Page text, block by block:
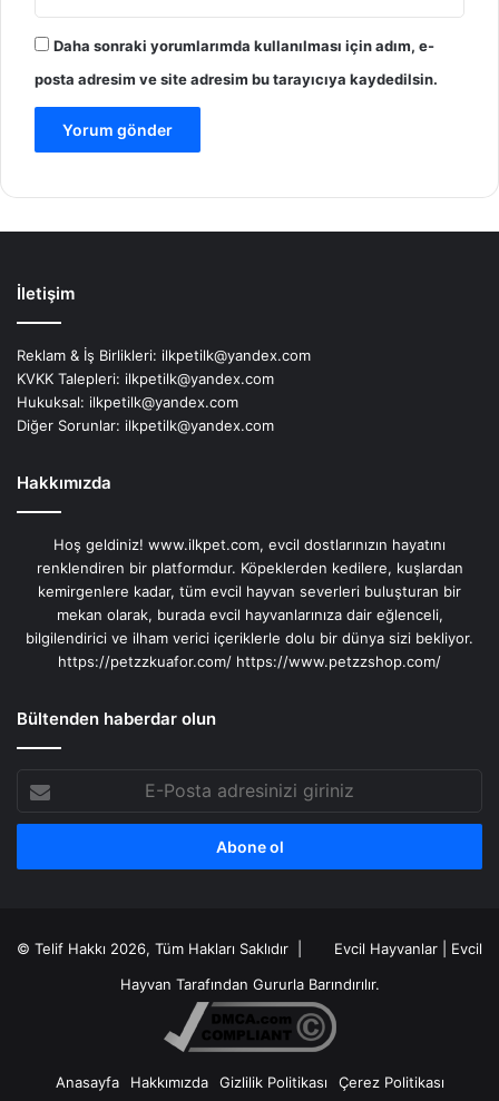
Daha sonraki yorumlarımda kullanılması için adım, e-
posta adresim ve site adresim bu tarayıcıya kaydedilsin.
İletişim
Reklam & İş Birlikleri: ilkpetilk@yandex.com
KVKK Talepleri: ilkpetilk@yandex.com
Hukuksal: ilkpetilk@yandex.com
Diğer Sorunlar: ilkpetilk@yandex.com
Hakkımızda
Hoş geldiniz! www.ilkpet.com, evcil dostlarınızın hayatını
renklendiren bir platformdur. Köpeklerden kedilere, kuşlardan
kemirgenlere kadar, tüm evcil hayvan severleri buluşturan bir
mekan olarak, burada evcil hayvanlarınıza dair eğlenceli,
bilgilendirici ve ilham verici içeriklerle dolu bir dünya sizi bekliyor.
https://petzzkuafor.com/ https://www.petzzshop.com/
Bültenden haberdar olun
E-
Posta
adresinizi
© Telif Hakkı 2026, Tüm Hakları Saklıdır | Evcil Hayvanlar
Evcil
Hayvan Tarafından Gururla Barındırılır.
Anasayfa Hakkımızda Gizlilik Politikası Çerez Politikası